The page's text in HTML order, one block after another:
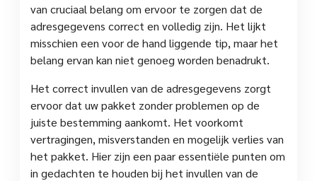
van cruciaal belang om ervoor te zorgen dat de
adresgegevens correct en volledig zijn. Het lijkt
misschien een voor de hand liggende tip, maar het
belang ervan kan niet genoeg worden benadrukt.
Het correct invullen van de adresgegevens zorgt
ervoor dat uw pakket zonder problemen op de
juiste bestemming aankomt. Het voorkomt
vertragingen, misverstanden en mogelijk verlies van
het pakket. Hier zijn een paar essentiële punten om
in gedachten te houden bij het invullen van de